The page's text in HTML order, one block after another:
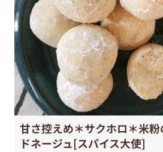
甘さ控えめ＊サクホロ＊米
ドネージュ[スパイス大使]